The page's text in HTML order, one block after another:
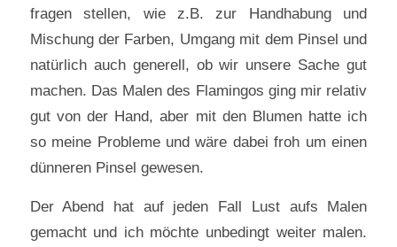
fragen stellen, wie z.B. zur Handhabung und
Mischung der Farben, Umgang mit dem Pinsel und
natürlich auch generell, ob wir unsere Sache gut
machen. Das Malen des Flamingos ging mir relativ
gut von der Hand, aber mit den Blumen hatte ich
so meine Probleme und wäre dabei froh um einen
dünneren Pinsel gewesen.
Der Abend hat auf jeden Fall Lust aufs Malen
gemacht und ich möchte unbedingt weiter malen.